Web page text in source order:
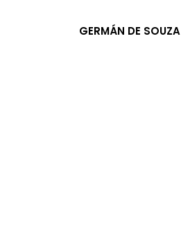
GERMÁN DE SOUZA